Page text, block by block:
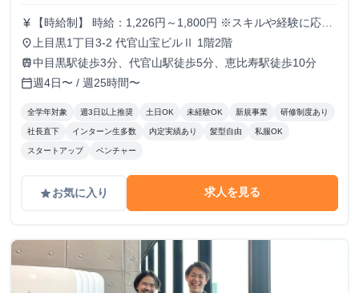
currency_yen
【時給制】 時給：1,226円～1,800円 ※スキルや経験に応じ
て昇給します。 ※部署によってはインセンティブ制度あり
【月給制】 尚、フルコミットできる方は月給制もご用意し
ております。 月給: 230,000円〜 ※毎月行う評価面談により
毎月昇給の可能性あり ※年間の昇給平均額80,000円 <モデ
ル月収> 260,000円 /入社6ヶ月 330,000円 /入社1年
place 上目黒1丁目3-2 代官山宝ビルⅡ 1階2階
train中目黒駅徒歩3分、代官山駅徒歩5分、恵比寿駅徒歩10分
calendar_today週4日〜 / 週25時間〜
全学年対象 週3日以上推奨 土日OK 未経験OK 新規事業 研修制度あり
社長直下 インターン生多数 内定実績あり 髪型自由 私服OK
スタートアップ ベンチャー
gradeお気に入り 求人を見る